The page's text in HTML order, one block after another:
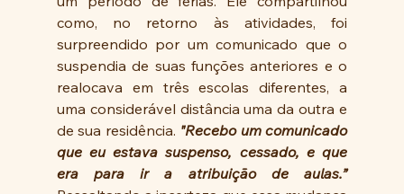
como, no retorno às atividades, foi
surpreendido por um comunicado que o
suspendia de suas funções anteriores e o
realocava em três escolas diferentes, a
uma considerável distância uma da outra e
de sua residência. "Recebo um comunicado
que eu estava suspenso, cessado, e que
era para ir a atribuição de aulas.”